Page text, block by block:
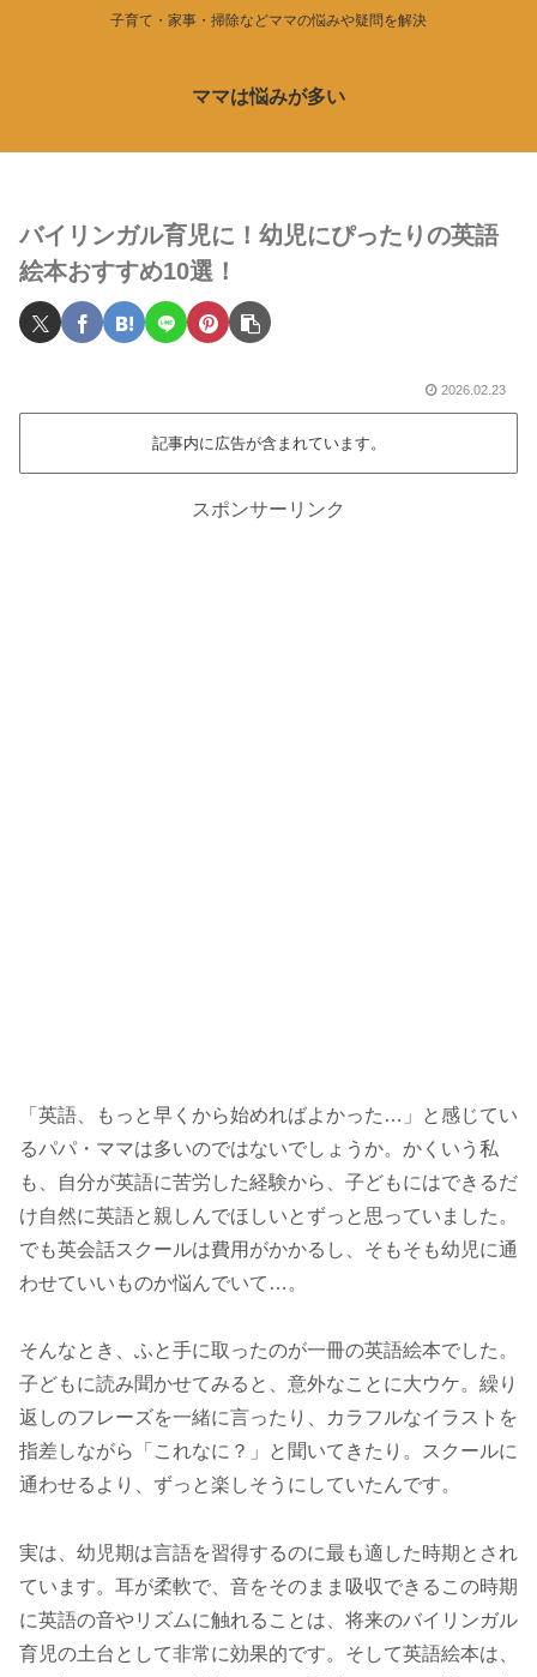
子育て・家事・掃除などママの悩みや疑問を解決
ママは悩みが多い
バイリンガル育児に！幼児にぴったりの英語
絵本おすすめ10選！
2026.02.23
記事内に広告が含まれています。
スポンサーリンク
「英語、もっと早くから始めればよかった…」と感じてい
るパパ・ママは多いのではないでしょうか。かくいう私
も、自分が英語に苦労した経験から、子どもにはできるだ
け自然に英語と親しんでほしいとずっと思っていました。
でも英会話スクールは費用がかかるし、そもそも幼児に通
わせていいものか悩んでいて…。
そんなとき、ふと手に取ったのが一冊の英語絵本でした。
子どもに読み聞かせてみると、意外なことに大ウケ。繰り
返しのフレーズを一緒に言ったり、カラフルなイラストを
指差しながら「これなに？」と聞いてきたり。スクールに
通わせるより、ずっと楽しそうにしていたんです。
実は、幼児期は言語を習得するのに最も適した時期とされ
ています。耳が柔軟で、音をそのまま吸収できるこの時期
に英語の音やリズムに触れることは、将来のバイリンガル
育児の土台として非常に効果的です。そして英語絵本は、